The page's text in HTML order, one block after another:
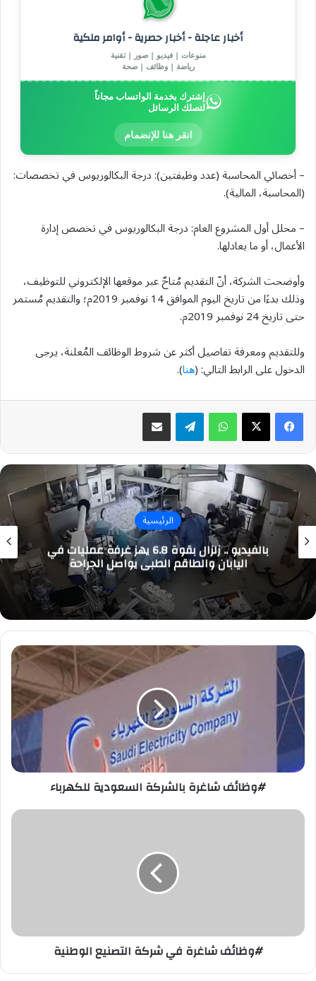
أخبار عاجلة - أخبار حصرية - أوامر ملكية
منوعات | فيديو | صور | تقنية
رياضة | وظائف | صحة
إشترك بخدمة الواتساب مجاناً
لتصلك الرسائل
انقر هنا للإنضمام
– أخصائي المحاسبة (عدد وظيفتين): درجة البكالوريوس في تخصصات:
(المحاسبة، المالية).
– محلل أول المشروع العام: درجة البكالوريوس في تخصص إدارة
الأعمال، أو ما يعادلها.
وأوضحت الشركة، أنّ التقديم مُتاحٌ عبر موقعها الإلكتروني للتوظيف،
وذلك بدءًا من تاريخ اليوم الموافق 14 نوفمبر 2019م؛ والتقديم مُستمر
حتى تاريخ 24 نوفمبر 2019م.
وللتقديم ومعرفة تفاصيل أكثر عن شروط الوظائف المُعلنة، يرجى
الدخول على الرابط التالي: (هنا).
واتسابتيلقرام مشاركة عبر البريد
الرئيسية
بالفيديو .. زلزال بقوة 6.8 يهز غرفة عمليات في
اليابان والطاقم الطبي يواصل الجراحة
#وظائف
شاغرة
بالشركة
السعودية
للكهرباء
#وظائف شاغرة بالشركة السعودية للكهرباء
#وظائف
#وظائف شاغرة في شركة التصنيع الوطنية